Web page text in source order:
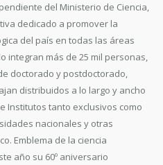
del Ministerio de Ciencia,
dedicado a promover la
del país en todas las áreas
integran más de 25 mil personas,
doctorado y postdoctorado,
distribuidos a lo largo y ancho
Institutos tanto exclusivos como
nacionales y otras
Emblema de la ciencia
año su 60º aniversario